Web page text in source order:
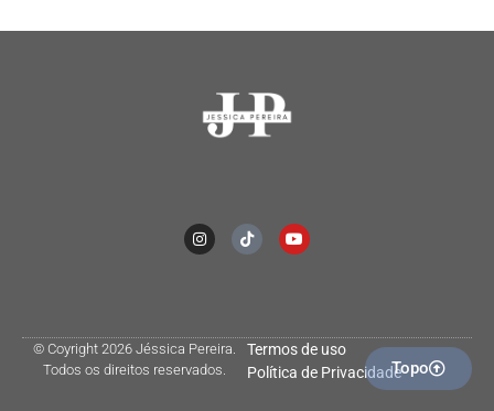
© Coyright 2026 Jéssica Pereira.
Todos os direitos reservados.
Termos de uso
Política de PrivacidadeTopo